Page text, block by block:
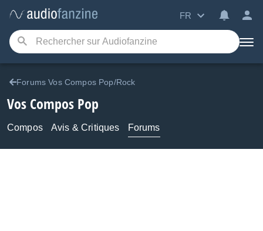
FR
Forums Vos Compos Pop/Rock
Vos Compos Pop
Compos Avis & Critiques Forums